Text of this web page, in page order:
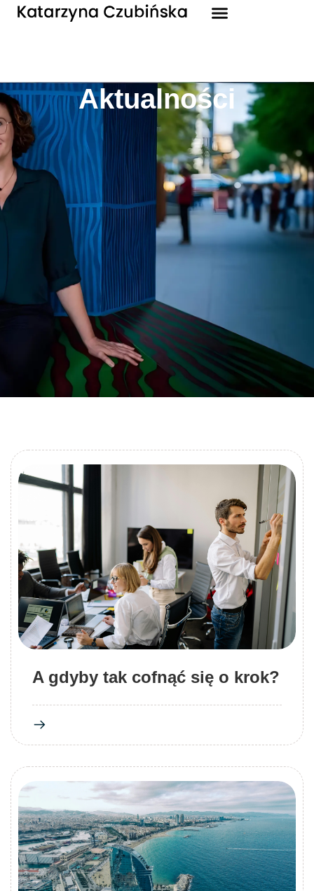
Aktualności
A gdyby tak cofnąć się o krok?